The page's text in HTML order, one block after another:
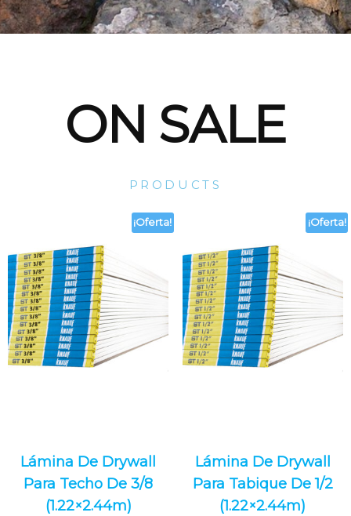
ON SALE
PRODUCTS
¡Oferta!
Lámina De Drywall
Para Techo De 3/8
(1.22×2.44m)
¡Oferta!
Lámina De Drywall
Para Tabique De 1/2
(1.22×2.44m)